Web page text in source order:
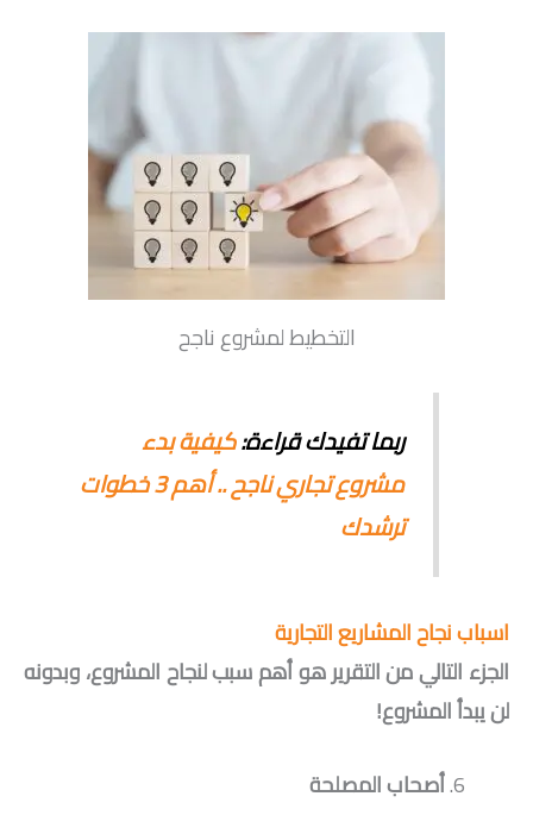
التخطيط لمشروع ناجح
ربما تفيدك قراءة:كيفية بدء
مشروع تجاري ناجح .. أهم 3 خطوات
ترشدك
اسباب نجاح المشاريع التجارية
الجزء التالي من التقرير هو أهم سبب لنجاح المشروع، وبدونه
لن يبدأ المشروع!
أصحاب المصلحة